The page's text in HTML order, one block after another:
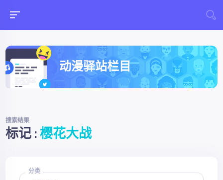
动漫驿站栏目
搜索结果
标记 :樱花大战
分类